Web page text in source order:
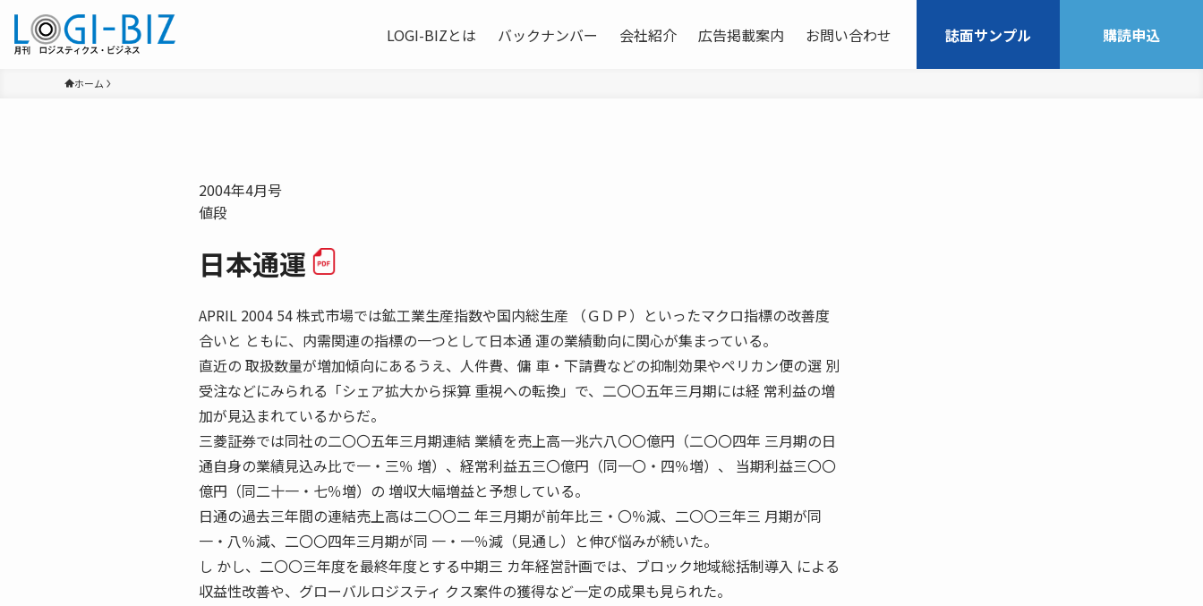
LOGI-BIZとは バックナンバー 会社紹介 広告掲載案内 お問い合わせ 誌面サンプル 購読申込
ホーム
2004年4月号
値段
日本通運
APRIL 2004 54 株式市場では鉱工業生産指数や国内総生産 （ＧＤＰ）といったマクロ指標の改善度
合いと ともに、内需関連の指標の一つとして日本通 運の業績動向に関心が集まっている。
直近の 取扱数量が増加傾向にあるうえ、人件費、傭 車・下請費などの抑制効果やペリカン便の選 別
受注などにみられる「シェア拡大から採算 重視への転換」で、二〇〇五年三月期には経 常利益の増
加が見込まれているからだ。
三菱証券では同社の二〇〇五年三月期連結 業績を売上高一兆六八〇〇億円（二〇〇四年 三月期の日
通自身の業績見込み比で一・三％ 増）、経常利益五三〇億円（同一〇・四％増）、 当期利益三〇〇
億円（同二十一・七％増）の 増収大幅増益と予想している。
日通の過去三年間の連結売上高は二〇〇二 年三月期が前年比三・〇％減、二〇〇三年三 月期が同
一・八％減、二〇〇四年三月期が同 一・一％減（見通し）と伸び悩みが続いた。
し かし、二〇〇三年度を最終年度とする中期三 カ年経営計画では、ブロック地域総括制導入 による
収益性改善や、グローバルロジスティ クス案件の獲得など一定の成果も見られた。